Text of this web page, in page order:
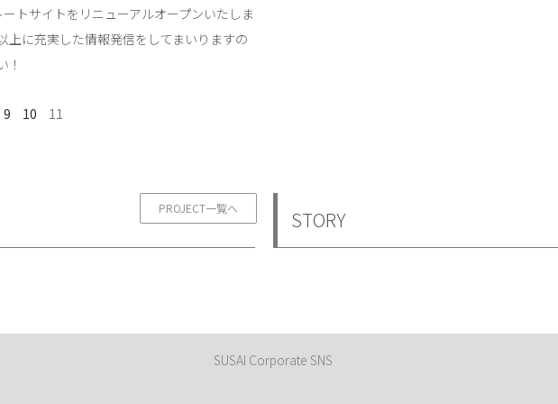
ートサイトをリニューアルオープンいたしま
上に充実した情報発信をしてまいりますの
！
9 10 11
PROJECT一覧へ STORY
SUSAI Corporate SNS